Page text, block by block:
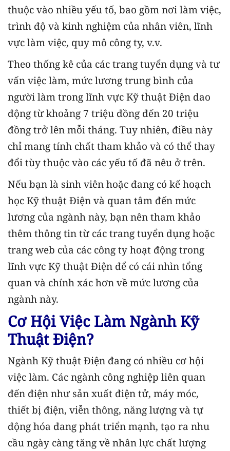
thuộc vào nhiều yếu tố, bao gồm nơi làm việc,
trình độ và kinh nghiệm của nhân viên, lĩnh
vực làm việc, quy mô công ty, v.v.
Theo thống kê của các trang tuyển dụng và tư
vấn việc làm, mức lương trung bình của
người làm trong lĩnh vực Kỹ thuật Điện dao
động từ khoảng 7 triệu đồng đến 20 triệu
đồng trở lên mỗi tháng. Tuy nhiên, điều này
chỉ mang tính chất tham khảo và có thể thay
đổi tùy thuộc vào các yếu tố đã nêu ở trên.
Nếu bạn là sinh viên hoặc đang có kế hoạch
học Kỹ thuật Điện và quan tâm đến mức
lương của ngành này, bạn nên tham khảo
thêm thông tin từ các trang tuyển dụng hoặc
trang web của các công ty hoạt động trong
lĩnh vực Kỹ thuật Điện để có cái nhìn tổng
quan và chính xác hơn về mức lương của
ngành này.
Cơ Hội Việc Làm Ngành Kỹ
Thuật Điện?
Ngành Kỹ thuật Điện đang có nhiều cơ hội
việc làm. Các ngành công nghiệp liên quan
đến điện như sản xuất điện tử, máy móc,
thiết bị điện, viễn thông, năng lượng và tự
động hóa đang phát triển mạnh, tạo ra nhu
cầu ngày càng tăng về nhân lực chất lượng